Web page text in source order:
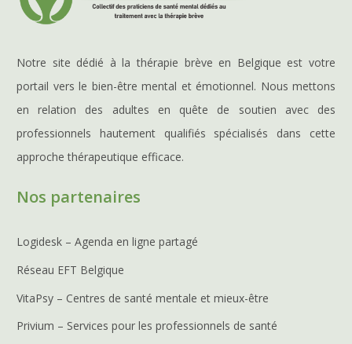
Notre site dédié à la thérapie brève en Belgique est votre
portail vers le bien-être mental et émotionnel. Nous mettons
en relation des adultes en quête de soutien avec des
professionnels hautement qualifiés spécialisés dans cette
approche thérapeutique efficace.
Nos partenaires
Logidesk – Agenda en ligne partagé
Réseau EFT Belgique
VitaPsy – Centres de santé mentale et mieux-être
Privium – Services pour les professionnels de santé